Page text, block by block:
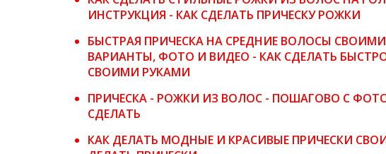
ИНСТРУКЦИЯ - КАК СДЕЛАТЬ ПРИЧЕСКУ РОЖКИ
БЫСТРАЯ ПРИЧЕСКА НА СРЕДНИЕ ВОЛОСЫ
ВАРИАНТЫ, ФОТО И ВИДЕО - КАК СДЕЛАТЬ
СВОИМИ РУКАМИ
ПРИЧЕСКА - РОЖКИ ИЗ ВОЛОС - ПОШАГОВО С
СДЕЛАТЬ
КАК ДЕЛАТЬ МОДНЫЕ И КРАСИВЫЕ ПРИЧЕСКИ